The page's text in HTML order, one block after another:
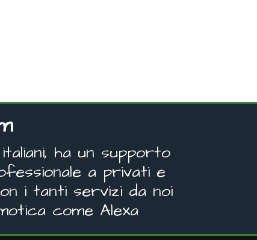
ha un supporto
a privati e
i tanti servizi da noi
come Alexa